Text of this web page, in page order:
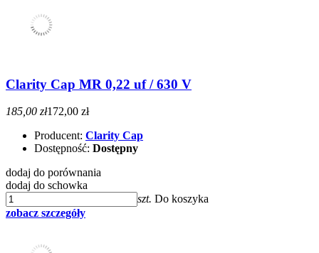
Clarity Cap MR 0,22 uf / 630 V
185,00 zł172,00 zł
Producent: Clarity Cap
Dostępność: Dostępny
dodaj do porównania
dodaj do schowka
szt. Do koszyka
zobacz szczegóły